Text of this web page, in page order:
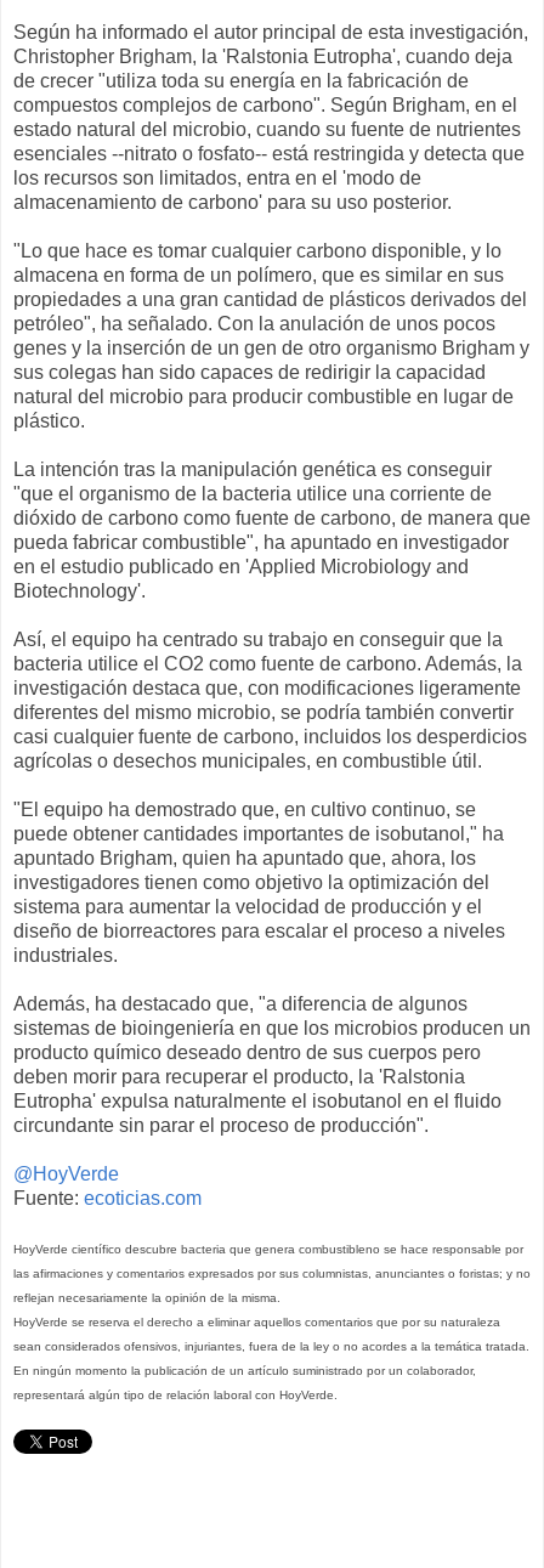
Según ha informado el autor principal de esta investigación,
Christopher Brigham, la 'Ralstonia Eutropha', cuando deja
de crecer "utiliza toda su energía en la fabricación de
compuestos complejos de carbono". Según Brigham, en el
estado natural del microbio, cuando su fuente de nutrientes
esenciales --nitrato o fosfato-- está restringida y detecta que
los recursos son limitados, entra en el 'modo de
almacenamiento de carbono' para su uso posterior.
"Lo que hace es tomar cualquier carbono disponible, y lo
almacena en forma de un polímero, que es similar en sus
propiedades a una gran cantidad de plásticos derivados del
petróleo", ha señalado. Con la anulación de unos pocos
genes y la inserción de un gen de otro organismo Brigham y
sus colegas han sido capaces de redirigir la capacidad
natural del microbio para producir combustible en lugar de
plástico.
La intención tras la manipulación genética es conseguir
"que el organismo de la bacteria utilice una corriente de
dióxido de carbono como fuente de carbono, de manera que
pueda fabricar combustible", ha apuntado en investigador
en el estudio publicado en 'Applied Microbiology and
Biotechnology'.
Así, el equipo ha centrado su trabajo en conseguir que la
bacteria utilice el CO2 como fuente de carbono. Además, la
investigación destaca que, con modificaciones ligeramente
diferentes del mismo microbio, se podría también convertir
casi cualquier fuente de carbono, incluidos los desperdicios
agrícolas o desechos municipales, en combustible útil.
"El equipo ha demostrado que, en cultivo continuo, se
puede obtener cantidades importantes de isobutanol," ha
apuntado Brigham, quien ha apuntado que, ahora, los
investigadores tienen como objetivo la optimización del
sistema para aumentar la velocidad de producción y el
diseño de biorreactores para escalar el proceso a niveles
industriales.
Además, ha destacado que, "a diferencia de algunos
sistemas de bioingeniería en que los microbios producen un
producto químico deseado dentro de sus cuerpos pero
deben morir para recuperar el producto, la 'Ralstonia
Eutropha' expulsa naturalmente el isobutanol en el fluido
circundante sin parar el proceso de producción".
@HoyVerde
Fuente: ecoticias.com
HoyVerde científico descubre bacteria que genera combustibleno se hace responsable por
las afirmaciones y comentarios expresados por sus columnistas, anunciantes o foristas; y no
reflejan necesariamente la opinión de la misma.
HoyVerde se reserva el derecho a eliminar aquellos comentarios que por su naturaleza
sean considerados ofensivos, injuriantes, fuera de la ley o no acordes a la temática tratada.
En ningún momento la publicación de un artículo suministrado por un colaborador,
representará algún tipo de relación laboral con HoyVerde.